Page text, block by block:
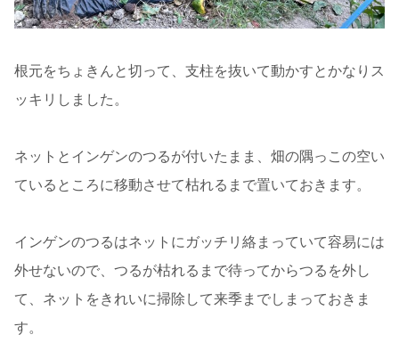
根元をちょきんと切って、支柱を抜いて動かすとかなりス
ッキリしました。
ネットとインゲンのつるが付いたまま、畑の隅っこの空い
ているところに移動させて枯れるまで置いておきます。
インゲンのつるはネットにガッチリ絡まっていて容易には
外せないので、つるが枯れるまで待ってからつるを外し
て、ネットをきれいに掃除して来季までしまっておきま
す。